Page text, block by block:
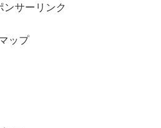
ンサーリンク
ップ